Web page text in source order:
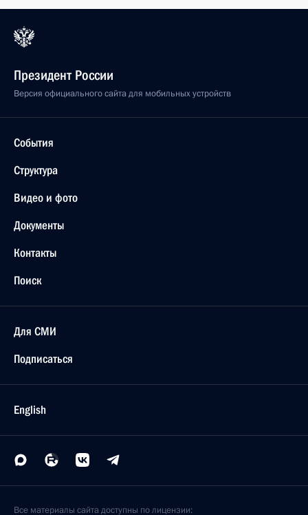
Президент России
Версия официального сайта для мобильных устройств
События
Структура
Видео и фото
Документы
Контакты
Поиск
Для СМИ
Подписаться
English
Все материалы сайта доступны по лицензии: